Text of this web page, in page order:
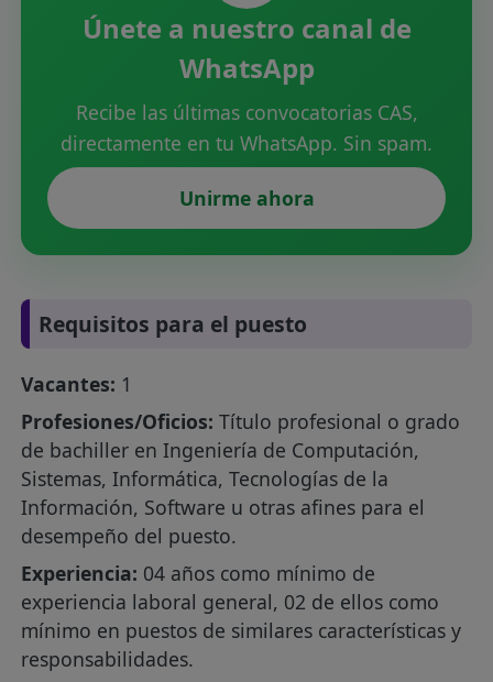
Únete a nuestro canal de
WhatsApp
Recibe las últimas convocatorias CAS,
directamente en tu WhatsApp. Sin spam.
Unirme ahora
Requisitos para el puesto
Vacantes: 1
Profesiones/Oficios: Título profesional o grado
de bachiller en Ingeniería de Computación,
Sistemas, Informática, Tecnologías de la
Información, Software u otras afines para el
desempeño del puesto.
Experiencia: 04 años como mínimo de
experiencia laboral general, 02 de ellos como
mínimo en puestos de similares características y
responsabilidades.